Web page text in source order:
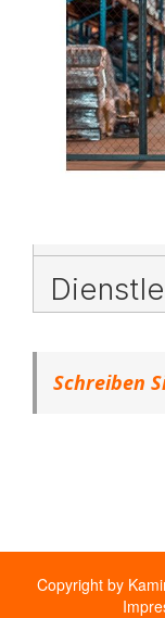
Schreiben
Copyright by